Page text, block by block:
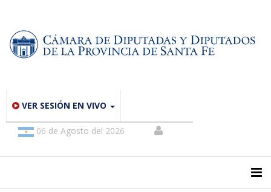
VER SESIÓN EN VIVO
06 de Agosto del 2026